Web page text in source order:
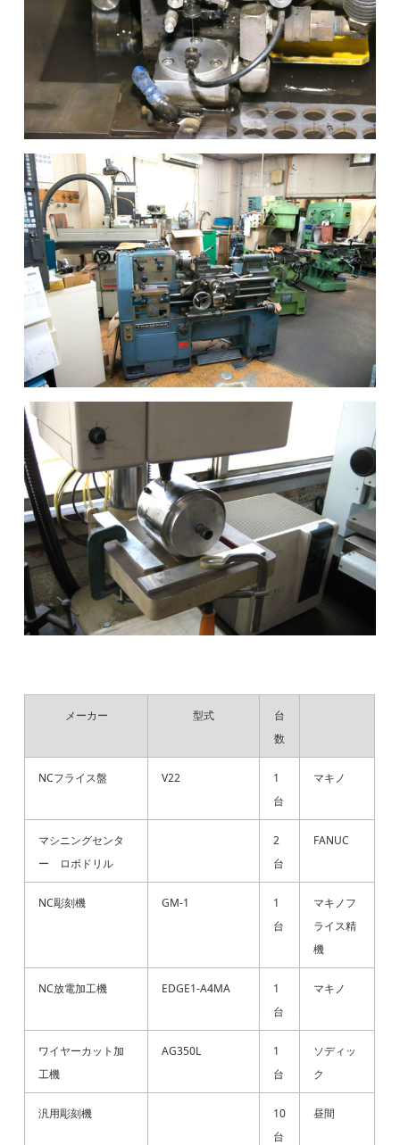
メーカー 型式
台
数
NCフライス盤 V22 1
台
マキノ
マシニングセンタ
ー ロボドリル
2
台
FANUC
NC彫刻機 GM-1 1
台
マキノフ
ライス精
機
NC放電加工機 EDGE1-A4MA 1
台
マキノ
ワイヤーカット加
工機
AG350L 1
台
ソディッ
ク
汎用彫刻機
10
台
昼間